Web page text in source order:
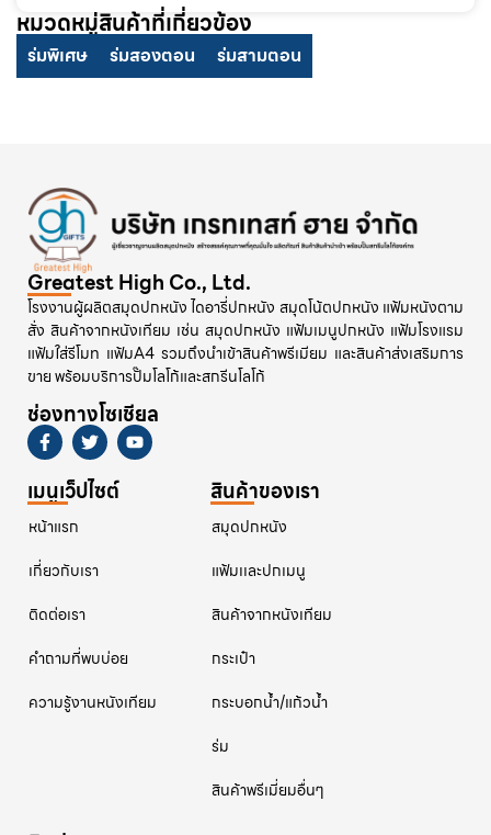
หมวดหมู่สินค้าที่เกี่ยวข้อง
ร่มพิเศษ ร่มสองตอน ร่มสามตอน
Greatest High Co., Ltd.
โรงงานผู้ผลิตสมุดปกหนัง ไดอารี่ปกหนัง สมุดโน้ตปกหนัง แฟ้มหนังตาม
สั่ง สินค้าจากหนังเทียม เช่น สมุดปกหนัง แฟ้มเมนูปกหนัง แฟ้มโรงแรม
แฟ้มใส่รีโมท แฟ้มA4 รวมถึงนำเข้าสินค้าพรีเมียม และสินค้าส่งเสริมการ
ขาย พร้อมบริการปั๊มโลโก้และสกรีนโลโก้
ช่องทางโซเชียล
เมนูเว็ปไซต์
หน้าแรก
เกี่ยวกับเรา
ติดต่อเรา
คําถามที่พบบ่อย
ความรู้งานหนังเทียม
สินค้าของเรา
สมุดปกหนัง
แฟ้มเเละปกเมนู
สินค้าจากหนังเทียม
กระเป๋า
กระบอกน้ำ/แก้วน้ำ
ร่ม
สินค้าพรีเมี่ยมอื่นๆ